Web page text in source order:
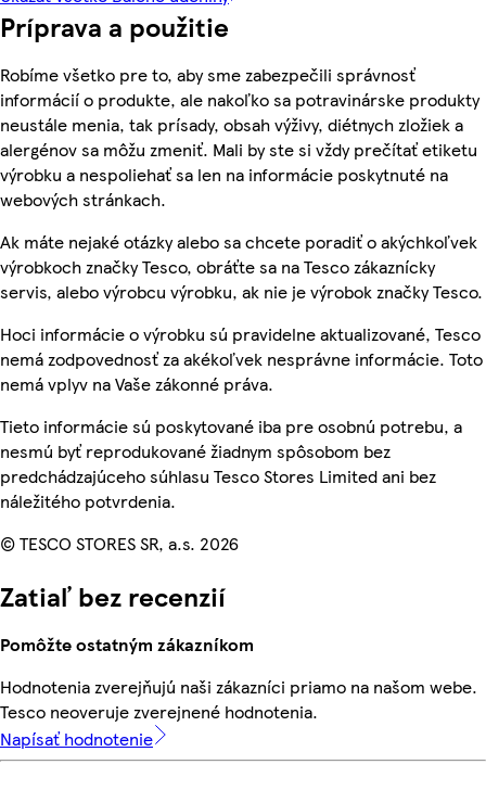
Príprava a použitie
Robíme všetko pre to, aby sme zabezpečili správnosť
informácií o produkte, ale nakoľko sa potravinárske produkty
neustále menia, tak prísady, obsah výživy, diétnych zložiek a
alergénov sa môžu zmeniť. Mali by ste si vždy prečítať etiketu
výrobku a nespoliehať sa len na informácie poskytnuté na
webových stránkach.
Ak máte nejaké otázky alebo sa chcete poradiť o akýchkoľvek
výrobkoch značky Tesco, obráťte sa na Tesco zákaznícky
servis, alebo výrobcu výrobku, ak nie je výrobok značky Tesco.
Hoci informácie o výrobku sú pravidelne aktualizované, Tesco
nemá zodpovednosť za akékoľvek nesprávne informácie. Toto
nemá vplyv na Vaše zákonné práva.
Tieto informácie sú poskytované iba pre osobnú potrebu, a
nesmú byť reprodukované žiadnym spôsobom bez
predchádzajúceho súhlasu Tesco Stores Limited ani bez
náležitého potvrdenia.
© TESCO STORES SR, a.s. 2026
Zatiaľ bez recenzií
Pomôžte ostatným zákazníkom
Hodnotenia zverejňujú naši zákazníci priamo na našom webe.
Tesco neoveruje zverejnené hodnotenia.
Napísať hodnotenie